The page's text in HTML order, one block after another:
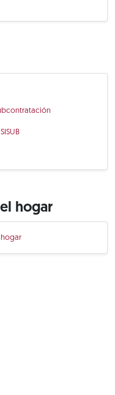
hogar
hogar